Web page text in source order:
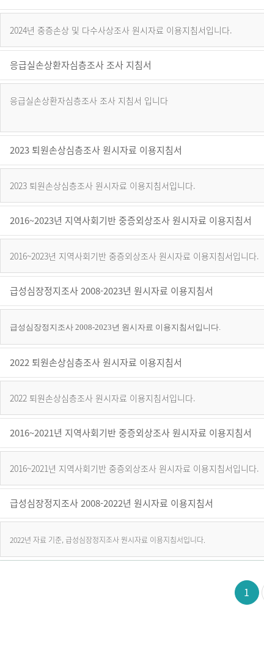
2024년 중증손상 및 다수사상조사 원시자료 이용지침서입니다.
응급실손상환자심층조사 조사 지침서
응급실손상환자심층조사 조사 지침서 입니다
2023 퇴원손상심층조사 원시자료 이용지침서
2023 퇴원손상심층조사 원시자료 이용지침서입니다.
2016~2023년 지역사회기반 중증외상조사 원시자료 이용지침서
2016~2023년 지역사회기반 중증외상조사 원시자료 이용지침서입니다.
급성심장정지조사 2008-2023년 원시자료 이용지침서
급성심장정지조사 2008-2023년 원시자료 이용지침서입니다.
2022 퇴원손상심층조사 원시자료 이용지침서
2022 퇴원손상심층조사 원시자료 이용지침서입니다.
2016~2021년 지역사회기반 중증외상조사 원시자료 이용지침서
2016~2021년 지역사회기반 중증외상조사 원시자료 이용지침서입니다.
급성심장정지조사 2008-2022년 원시자료 이용지침서
2022년 자료 기준, 급성심장정지조사 원시자료 이용지침서입니다.
1